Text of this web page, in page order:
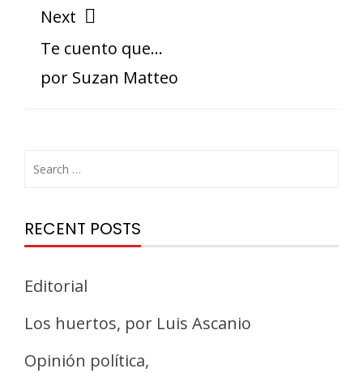
Next
Te cuento que…
por Suzan Matteo
RECENT POSTS
Editorial
Los huertos, por Luis Ascanio
Opinión política,